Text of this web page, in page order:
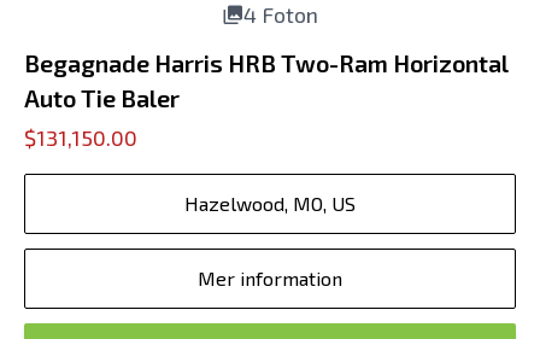
4 Foton
Begagnade Harris HRB Two-Ram Horizontal
Auto Tie Baler
$131,150.00
Hazelwood, MO, US
Mer information